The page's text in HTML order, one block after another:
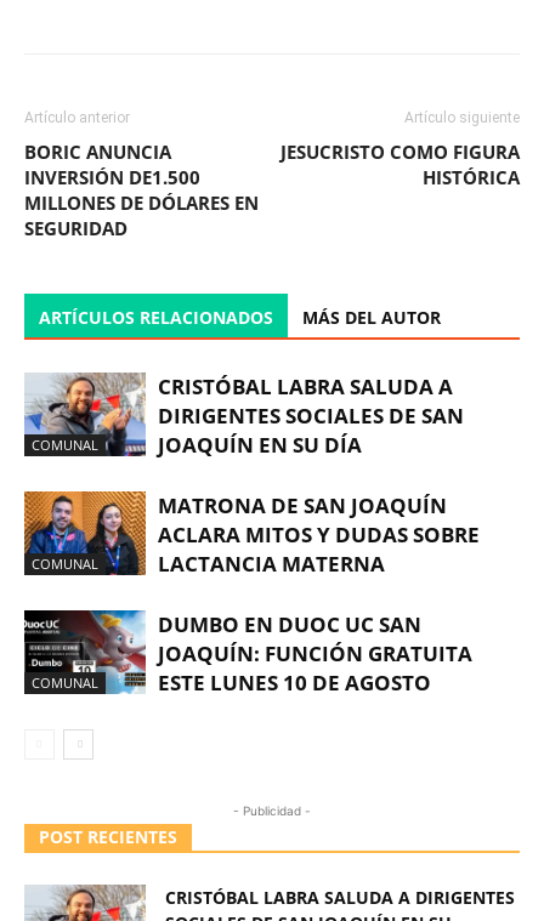
Artículo anterior
BORIC ANUNCIA
INVERSIÓN DE1.500
MILLONES DE DÓLARES EN
SEGURIDAD
Artículo siguiente
JESUCRISTO COMO FIGURA
HISTÓRICA
ARTÍCULOS RELACIONADOS MÁS DEL AUTOR
COMUNAL
CRISTÓBAL LABRA SALUDA A
DIRIGENTES SOCIALES DE SAN
JOAQUÍN EN SU DÍA
COMUNAL
MATRONA DE SAN JOAQUÍN
ACLARA MITOS Y DUDAS SOBRE
LACTANCIA MATERNA
COMUNAL
DUMBO EN DUOC UC SAN
JOAQUÍN: FUNCIÓN GRATUITA
ESTE LUNES 10 DE AGOSTO
- Publicidad -
POST RECIENTES
CRISTÓBAL LABRA SALUDA A DIRIGENTES